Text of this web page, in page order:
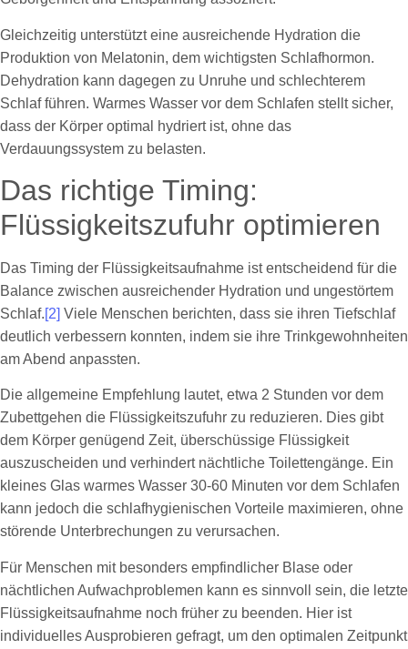
Gleichzeitig unterstützt eine ausreichende Hydration die
Produktion von Melatonin, dem wichtigsten Schlafhormon.
Dehydration kann dagegen zu Unruhe und schlechterem
Schlaf führen. Warmes Wasser vor dem Schlafen stellt sicher,
dass der Körper optimal hydriert ist, ohne das
Verdauungssystem zu belasten.
Das richtige Timing:
Flüssigkeitszufuhr optimieren
Das Timing der Flüssigkeitsaufnahme ist entscheidend für die
Balance zwischen ausreichender Hydration und ungestörtem
Schlaf.[2] Viele Menschen berichten, dass sie ihren Tiefschlaf
deutlich verbessern konnten, indem sie ihre Trinkgewohnheiten
am Abend anpassten.
Die allgemeine Empfehlung lautet, etwa 2 Stunden vor dem
Zubettgehen die Flüssigkeitszufuhr zu reduzieren. Dies gibt
dem Körper genügend Zeit, überschüssige Flüssigkeit
auszuscheiden und verhindert nächtliche Toilettengänge. Ein
kleines Glas warmes Wasser 30-60 Minuten vor dem Schlafen
kann jedoch die schlafhygienischen Vorteile maximieren, ohne
störende Unterbrechungen zu verursachen.
Für Menschen mit besonders empfindlicher Blase oder
nächtlichen Aufwachproblemen kann es sinnvoll sein, die letzte
Flüssigkeitsaufnahme noch früher zu beenden. Hier ist
individuelles Ausprobieren gefragt, um den optimalen Zeitpunkt